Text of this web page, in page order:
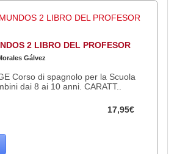
2 LIBRO DEL PROFESOR
Gálvez
Corso di spagnolo per la Scuola
dai 8 ai 10 anni. CARATT..
17,95€